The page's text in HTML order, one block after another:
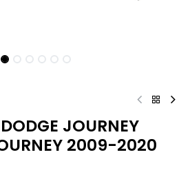
JOURNEY
2009-2020